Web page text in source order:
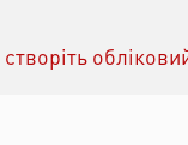
створіть